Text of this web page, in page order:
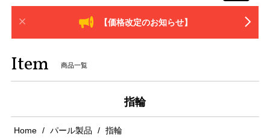
【価格改定のお知らせ】
Item 商品一覧
指輪
Home パール製品 指輪